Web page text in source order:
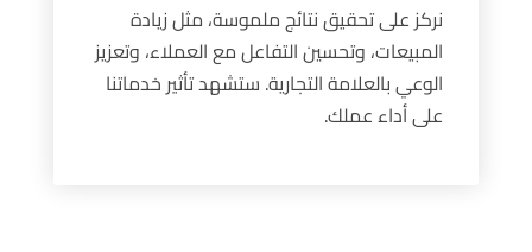
نركز على تحقيق نتائج ملموسة، مثل زيادة
المبيعات، وتحسين التفاعل مع العملاء، وتعزيز
الوعي بالعلامة التجارية. ستشهد تأثير خدماتنا
على أداء عملك.